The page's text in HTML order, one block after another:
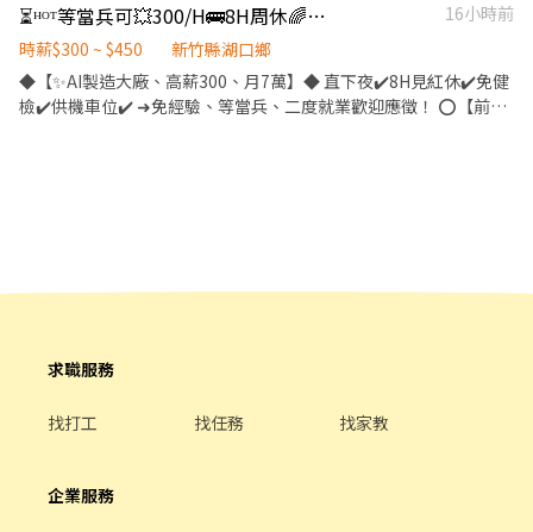
19:00－07:10 📅 做二休二 🍱 午休60分鐘，用餐自理 🎁 福利制度 ✔
勞保、健保 ✔ 勞退6%提撥 ✔ 三節禮金（依公司規定） 📌 需配合訂
單需求加班 📌 工作穩定、錄取率高 📌 歡迎想挑戰高薪、穩定收入
的你加入！ 📩 立即私訊了解職缺，把握高薪機會！ ☀️【立即應徵】
✨✨【快速+瀨報名立即安排面試】✨✨ ✨聯絡電話:0928927600 ✨
------------------------------ 📞直接撥手機 0958658662 林小姐 •
賴:0958658662 •加賴詢問也可訊息直接輸入「姓名、電話、截圖
職約頁面」
⏳ᴴᴼᵀ等當兵可💥300/H🚌8H周休🌈【智慧AI大廠►免無塵►免經驗✅
16小時前
時薪$300 ~ $450
新竹縣湖口鄉
◆【✨AI製造大廠、高薪300、月7萬】◆ 直下夜✔️8H見紅休✔️免健
檢✔️供機車位✔️ ➜免經驗、等當兵、二度就業歡迎應徵！ ⭕️【前
作內容】通訊器材組裝、包裝、測試 【休假制度】8H周休六日 (見
紅休) 【休息時間】40分、間休15分 【時間薪資】 ☑️日班：
班) ☑️夜班： 20:00~05:00⭐️時薪【300/H】 ➠薪約$52,800起
有薪活力假平均3-5天 ☑️年終獎金、績效獎金、員工持股信託 ☑️三節
求職服務
找打工 找任務 找家教
企業服務